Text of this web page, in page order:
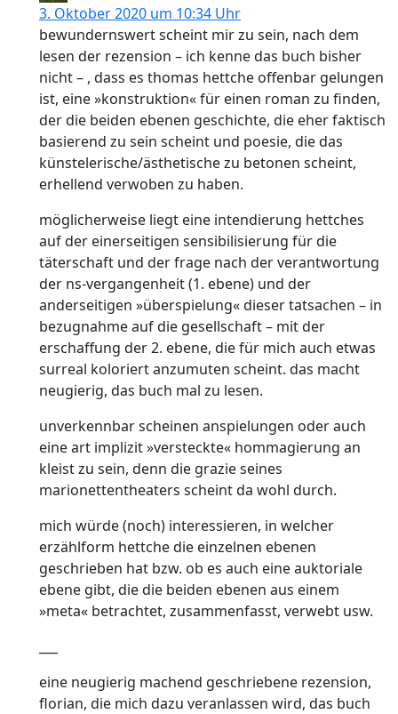
3. Oktober 2020 um 10:34 Uhr
bewundernswert scheint mir zu sein, nach dem
lesen der rezension – ich kenne das buch bisher
nicht – , dass es thomas hettche offenbar gelungen
ist, eine »konstruktion« für einen roman zu finden,
der die beiden ebenen geschichte, die eher faktisch
basierend zu sein scheint und poesie, die das
künstelerische/ästhetische zu betonen scheint,
erhellend verwoben zu haben.
möglicherweise liegt eine intendierung hettches
auf der einerseitigen sensibilisierung für die
täterschaft und der frage nach der verantwortung
der ns-vergangenheit (1. ebene) und der
anderseitigen »überspielung« dieser tatsachen – in
bezugnahme auf die gesellschaft – mit der
erschaffung der 2. ebene, die für mich auch etwas
surreal koloriert anzumuten scheint. das macht
neugierig, das buch mal zu lesen.
unverkennbar scheinen anspielungen oder auch
eine art implizit »versteckte« hommagierung an
kleist zu sein, denn die grazie seines
marionettentheaters scheint da wohl durch.
mich würde (noch) interessieren, in welcher
erzählform hettche die einzelnen ebenen
geschrieben hat bzw. ob es auch eine auktoriale
ebene gibt, die die beiden ebenen aus einem
»meta« betrachtet, zusammenfasst, verwebt usw.
eine neugierig machend geschriebene rezension,
florian, die mich dazu veranlassen wird, das buch